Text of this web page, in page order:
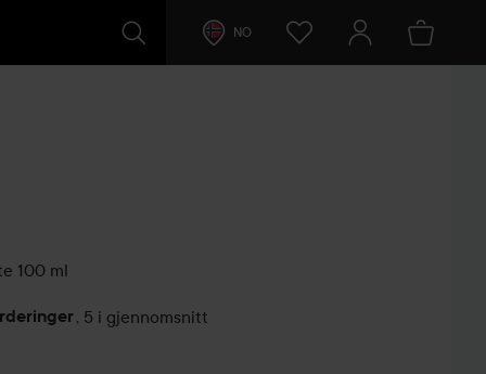
NO
100 ml
, 5 i gjennomsnitt